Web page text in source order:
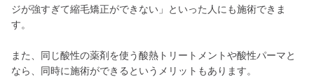
ジが強すぎて縮毛矯正ができない」といった人にも施術できま
す。
また、同じ酸性の薬剤を使う酸熱トリートメントや酸性パーマと
なら、同時に施術ができるというメリットもあります。